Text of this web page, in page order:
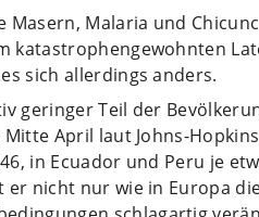
Masern, Malaria und
katastrophengewohnten
sich allerdings anders.
geringer Teil der
April laut Johns-
in Ecuador und Peru je
er nicht nur wie in Europa